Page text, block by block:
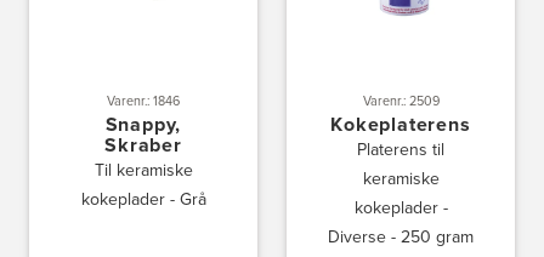
Varenr.: 1846
Snappy,
Skraber
Til keramiske
kokeplader - Grå
Varenr.: 2509
Kokeplaterens
Platerens til
keramiske
kokeplader -
Diverse - 250 gram